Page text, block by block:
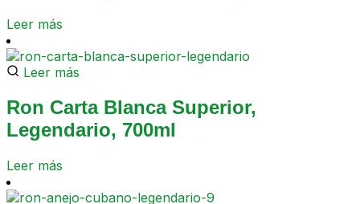
Leer más
Leer más
Ron Carta Blanca Superior,
Legendario, 700ml
Leer más